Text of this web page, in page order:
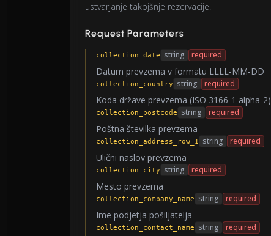
ustvarjanje takojšnje rezervacije.
Request Parameters
collection_date string required
Datum prevzema v formatu LLLL-MM-DD
collection_country string required
Koda države prevzema (ISO 3166-1 alpha-2)
collection_postcode string required
Poštna številka prevzema
collection_address_row_1 string required
Ulični naslov prevzema
collection_city string required
Mesto prevzema
collection_company_name string required
Ime podjetja pošiljatelja
collection_contact_name string required